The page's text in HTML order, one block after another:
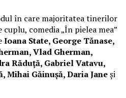
în care majoritatea tinerilor
comedia „În pielea mea”
Ioana State, George Tănase,
Vlad Gherman,
Răduță, Gabriel Vatavu,
Mihai Găinușă, Daria Janeși